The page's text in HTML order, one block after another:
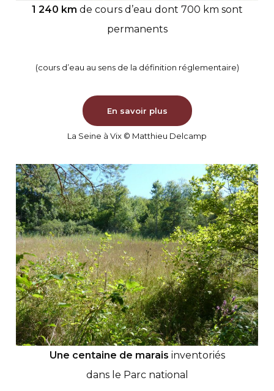
1 240 km de cours d’eau dont 700 km sont
permanents
(cours d’eau au sens de la définition réglementaire)
En savoir plus
La Seine à Vix © Matthieu Delcamp
Une centaine de marais inventoriés
dans le Parc national